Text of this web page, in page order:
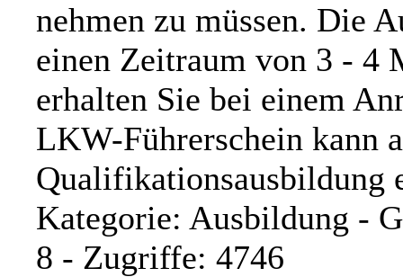
nehmen zu müssen. Die
einen Zeitraum von 3 - 4
erhalten Sie bei einem
LKW-Führerschein kann
Qualifikationsausbildung
Kategorie: Ausbildung -
8 - Zugriffe: 4746